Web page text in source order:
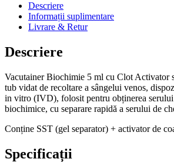
Descriere
Informații suplimentare
Livrare & Retur
Descriere
Vacutainer Biochimie 5 ml cu Clot Activator
tub vidat de recoltare a sângelui venos,
in vitro (IVD), folosit pentru obținerea
biochimice, cu separare rapidă a serului de
Conține SST (gel separator) + activator de
Specificații